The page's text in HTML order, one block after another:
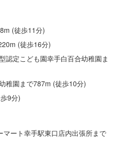
(徒歩11分)
(徒歩16分)
認定こども園幸手白百合幼稚園ま
稚園まで787m (徒歩10分)
9分)
ート幸手駅東口店内出張所まで